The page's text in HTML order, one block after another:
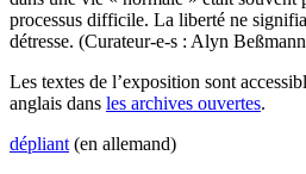
processus difficile. La liberté ne
détresse. (Curateur-e-s : Alyn
Les textes de l’exposition sont
anglais dans les archives ouvertes.
dépliant (en allemand)